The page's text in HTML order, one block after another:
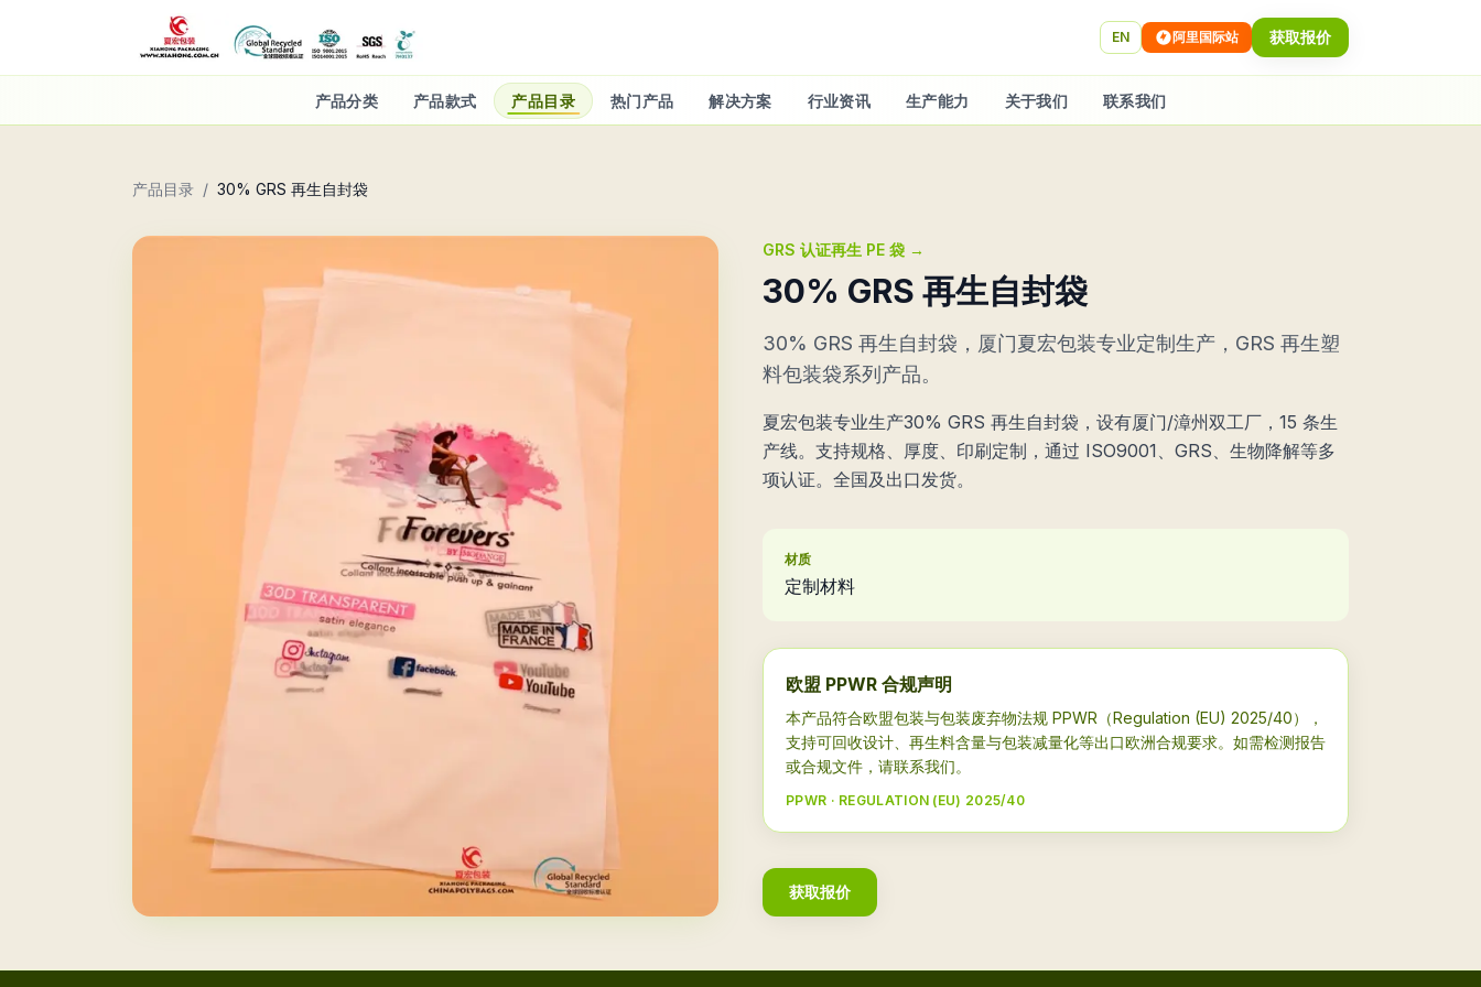
EN 阿里国际站 获取报价
产品分类 产品款式 产品目录 热门产品 解决方案 行业资讯 生产能力 关于我们 联系我们
产品目录 / 30% GRS 再生自封袋
GRS 认证再生 PE 袋 →
30% GRS 再生自封袋
30% GRS 再生自封袋，厦门夏宏包装专业定制生产，GRS 再生塑
料包装袋系列产品。
夏宏包装专业生产30% GRS 再生自封袋，设有厦门/漳州双工厂，15 条生
产线。支持规格、厚度、印刷定制，通过 ISO9001、GRS、生物降解等多
项认证。全国及出口发货。
材质
定制材料
欧盟 PPWR 合规声明
本产品符合欧盟包装与包装废弃物法规 PPWR（Regulation (EU) 2025/40），
支持可回收设计、再生料含量与包装减量化等出口欧洲合规要求。如需检测报告
或合规文件，请联系我们。
PPWR · REGULATION (EU) 2025/40
获取报价